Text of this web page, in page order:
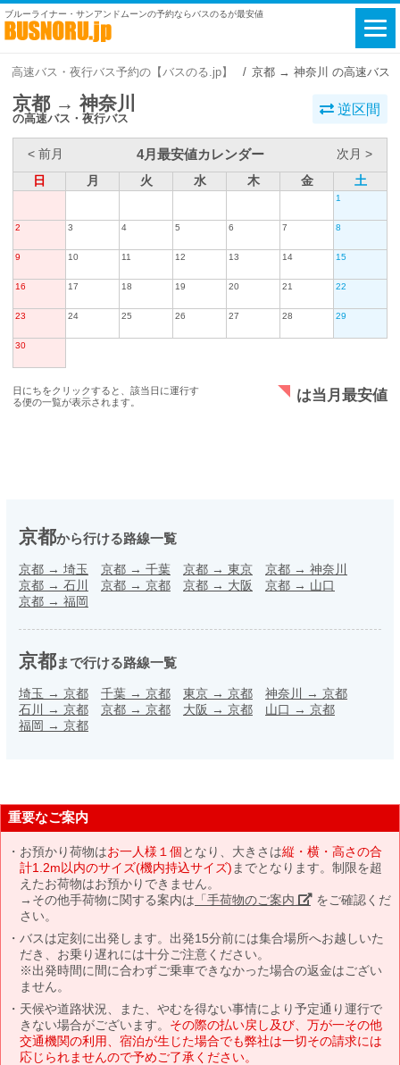
ブルーライナー・サンアンドムーンの予約ならバスのるが最安値
高速バス・夜行バス予約の【バスのる.jp】 京都 → 神奈川 の高速バス
京都 → 神奈川
の高速バス・夜行バス
逆区間
< 前月 4月最安値カレンダー
次月 >
日
月 火 水 木 金 土
1
2 3 4 5 6 7 8
9 10 11 12 13 14 15
16 17 18 19 20 21 22
23 24 25 26 27 28 29
30
日にちをクリックすると、該当日に運行す
る便の一覧が表示されます。
は当月最安値
京都から行ける路線一覧
京都 → 埼玉 京都 → 千葉 京都 → 東京 京都 → 神奈川
京都 → 石川 京都 → 京都 京都 → 大阪 京都 → 山口
京都 → 福岡
京都まで行ける路線一覧
埼玉 → 京都 千葉 → 京都 東京 → 京都 神奈川 → 京都
石川 → 京都 京都 → 京都 大阪 → 京都 山口 → 京都
福岡 → 京都
重要なご案内
お預かり荷物はお一人様１個となり、大きさは縦・横・高さの合
計1.2m以内のサイズ(機内持込サイズ) までとなります。制限を超
えたお荷物はお預かりできません。
→その他手荷物に関する案内は 「手荷物のご案内」 をご確認くだ
さい。
バスは定刻に出発します。出発15分前には集合場所へお越しいた
だき、お乗り遅れには十分ご注意ください。
※出発時間に間に合わずご乗車できなかった場合の返金はござい
ません。
天候や道路状況、また、やむを得ない事情により予定通り運行で
きない場合がございます。 その際の払い戻し及び、万が一その他
交通機関の利用、宿泊が生じた場合でも弊社は一切その請求には
応じられませんので予めご了承ください。